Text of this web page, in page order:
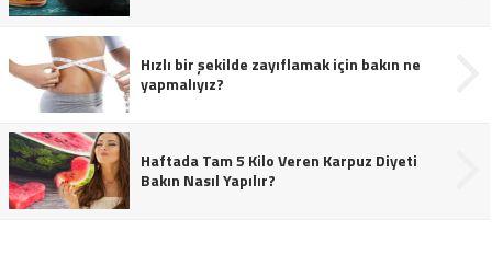
Hızlı bir şekilde zayıflamak için bakın ne
yapmalıyız?
Haftada Tam 5 Kilo Veren Karpuz Diyeti
Bakın Nasıl Yapılır?